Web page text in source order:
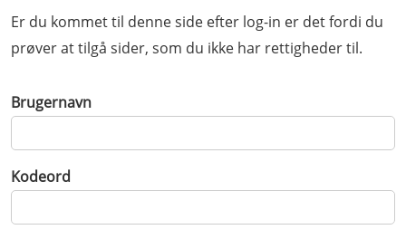
Er du kommet til denne side efter log-in er det fordi du
prøver at tilgå sider, som du ikke har rettigheder til.
Brugernavn
Kodeord